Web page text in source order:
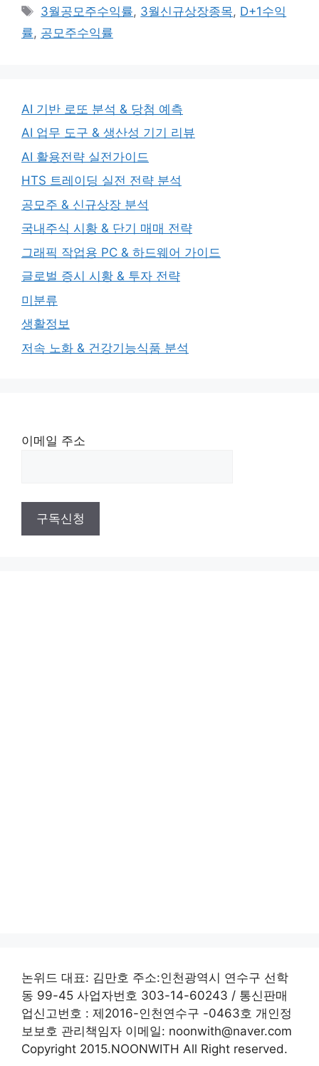
Tags
3월공모주수익률, 3월신규상장종목, D+1수익
률, 공모주수익률
AI 기반 로또 분석 & 당첨 예측
AI 업무 도구 & 생산성 기기 리뷰
AI 활용전략 실전가이드
HTS 트레이딩 실전 전략 분석
공모주 & 신규상장 분석
국내주식 시황 & 단기 매매 전략
그래픽 작업용 PC & 하드웨어 가이드
글로벌 증시 시황 & 투자 전략
미분류
생활정보
저속 노화 & 건강기능식품 분석
이메일 주소
논위드 대표: 김만호 주소:인천광역시 연수구 선학
동 99-45 사업자번호 303-14-60243 / 통신판매
업신고번호 : 제2016-인천연수구 -0463호 개인정
보보호 관리책임자 이메일: noonwith@naver.com
Copyright 2015.NOONWITH All Right reserved.